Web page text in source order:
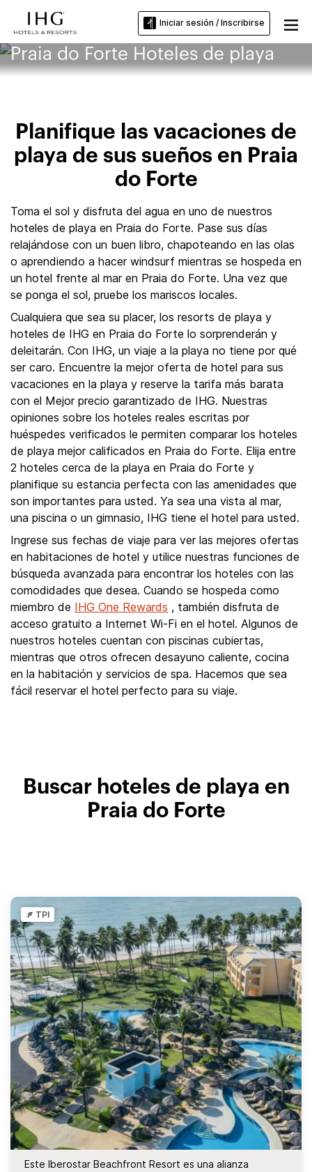
Iniciar sesión / Inscribirse
Praia do Forte Hoteles de playa
Planifique las vacaciones de
playa de sus sueños en Praia
do Forte
Toma el sol y disfruta del agua en uno de nuestros
hoteles de playa en Praia do Forte. Pase sus días
relajándose con un buen libro, chapoteando en las olas
o aprendiendo a hacer windsurf mientras se hospeda en
un hotel frente al mar en Praia do Forte. Una vez que
se ponga el sol, pruebe los mariscos locales.
Cualquiera que sea su placer, los resorts de playa y
hoteles de IHG en Praia do Forte lo sorprenderán y
deleitarán. Con IHG, un viaje a la playa no tiene por qué
ser caro. Encuentre la mejor oferta de hotel para sus
vacaciones en la playa y reserve la tarifa más barata
con el Mejor precio garantizado de IHG. Nuestras
opiniones sobre los hoteles reales escritas por
huéspedes verificados le permiten comparar los hoteles
de playa mejor calificados en Praia do Forte. Elija entre
2 hoteles cerca de la playa en Praia do Forte y
planifique su estancia perfecta con las amenidades que
son importantes para usted. Ya sea una vista al mar,
una piscina o un gimnasio, IHG tiene el hotel para usted.
Ingrese sus fechas de viaje para ver las mejores ofertas
en habitaciones de hotel y utilice nuestras funciones de
búsqueda avanzada para encontrar los hoteles con las
comodidades que desea. Cuando se hospeda como
miembro de IHG One Rewards , también disfruta de
acceso gratuito a Internet Wi-Fi en el hotel. Algunos de
nuestros hoteles cuentan con piscinas cubiertas,
mientras que otros ofrecen desayuno caliente, cocina
en la habitación y servicios de spa. Hacemos que sea
fácil reservar el hotel perfecto para su viaje.
Buscar hoteles de playa en
Praia do Forte
TPI
Este Iberostar Beachfront Resort es una alianza